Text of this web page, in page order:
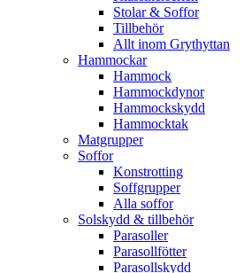
Stolar & Soffor
Tillbehör
Allt inom Grythyttan
Hammockar
Hammock
Hammockdynor
Hammockskydd
Hammocktak
Matgrupper
Soffor
Konstrotting
Soffgrupper
Alla soffor
Solskydd & tillbehör
Parasoller
Parasollfötter
Parasollskydd